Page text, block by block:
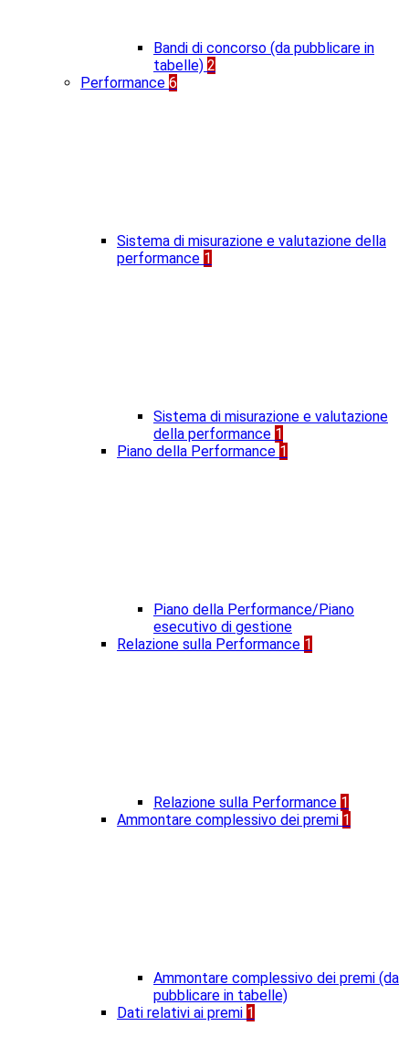
Bandi di concorso (da pubblicare in
tabelle) 2
Performance 6
Sistema di misurazione e valutazione della
performance 1
Sistema di misurazione e valutazione
della performance 1
Piano della Performance 1
Piano della Performance/Piano
esecutivo di gestione
Relazione sulla Performance 1
Relazione sulla Performance 1
Ammontare complessivo dei premi 1
Ammontare complessivo dei premi (da
pubblicare in tabelle)
Dati relativi ai premi 1